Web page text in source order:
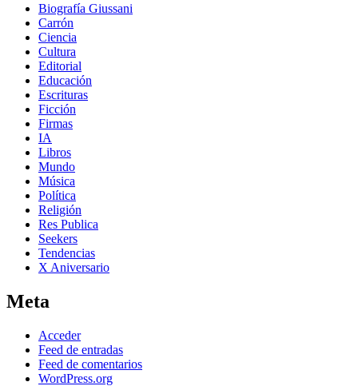
Biografía Giussani
Carrón
Ciencia
Cultura
Editorial
Educación
Escrituras
Ficción
Firmas
IA
Libros
Mundo
Música
Política
Religión
Res Publica
Seekers
Tendencias
X Aniversario
Meta
Acceder
Feed de entradas
Feed de comentarios
WordPress.org